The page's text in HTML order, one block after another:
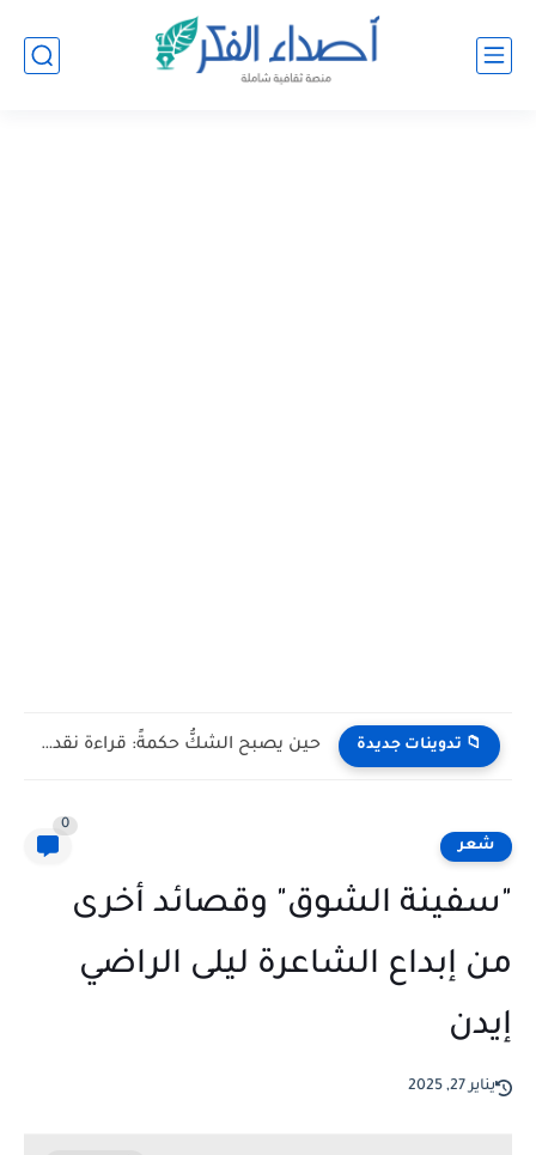
📁 تدوينات جديدة دلال القرافلي تنال الماستر بميزة حسن جدًا عن بحث يرصد...
شعر
0
"سفينة الشوق" وقصائد أخرى
من إبداع الشاعرة ليلى الراضي
إيدن
يناير 27, 2025